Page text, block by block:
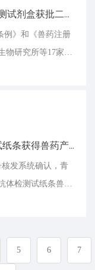
例》和《兽药注册
研究所等17家单
剂盒等
喜报|青岛立见日本血吸虫抗体检测试纸条获得兽药产品批准文号
发系统确认，青
体检测试纸条兽药
5 6 7